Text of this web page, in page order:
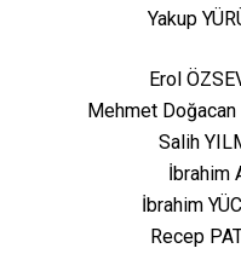
Yakup
Erol
Mehmet Doğacan
Salih
İbrahim
İbrahim
Recep